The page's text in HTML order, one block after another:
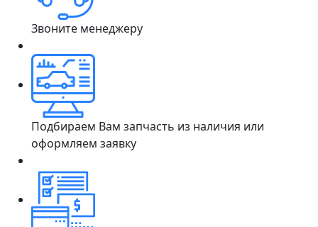
Звоните менеджеру
Подбираем Вам запчасть из наличия или
оформляем заявку